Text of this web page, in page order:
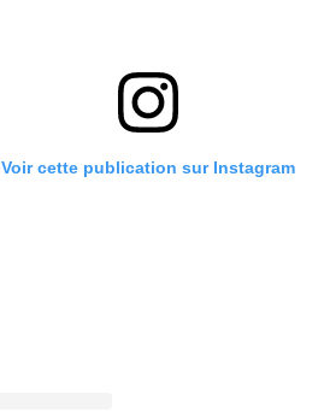
Voir cette publication sur Instagram